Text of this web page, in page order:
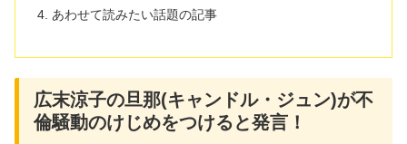
あわせて読みたい話題の記事
広末涼子の旦那(キャンドル・ジュン)が不
倫騒動のけじめをつけると発言！